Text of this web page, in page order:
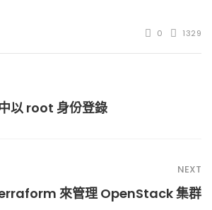
0 1329
以 root 身份登錄
NEXT
來管理 OpenStack 集群